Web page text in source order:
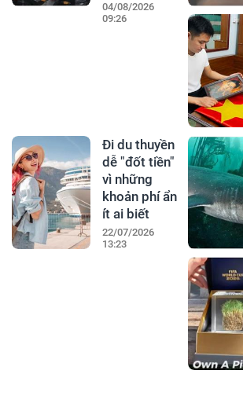
04/08/2026
09:26
Đi du thuyền
dễ "đốt tiền"
vì những
khoản phí ẩn
ít ai biết
22/07/2026
13:23